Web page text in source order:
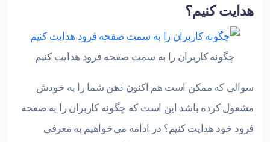
هدایت کنیم؟
چگونه کاربران را به سمت صفحه فرود هدایت کنیم
سوالی که ممکن است هم اکنون ذهن شما را به خودش
مشغول کرده باشد این است که چگونه کاربران را به صفحه
فرود خود هدایت کنیم؟ در ادامه می‌خواهیم به معرفی